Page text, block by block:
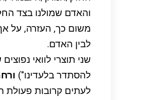
והאדם שמולנו בצד
משום כך, העזרה, על אף
לבין האדם.
שני תוצרי לוואי
להסתדר בלעדינו")
לעתים קרובות פעולת